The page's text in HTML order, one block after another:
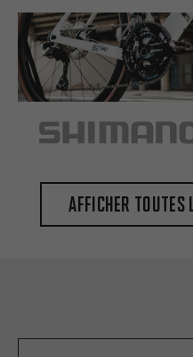
Afficher toutes